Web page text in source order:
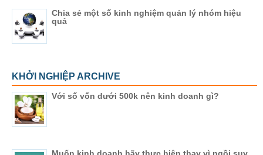
Chia sẻ một số kinh nghiệm quản lý nhóm hiệu
quả
KHỞI NGHIỆP ARCHIVE
Với số vốn dưới 500k nên kinh doanh gì?
Muốn kinh doanh hãy thực hiện thay vì ngồi suy